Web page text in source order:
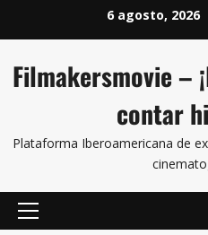
6 agosto, 2026
Filmakersmovie –
contar
Plataforma Iberoamericana de